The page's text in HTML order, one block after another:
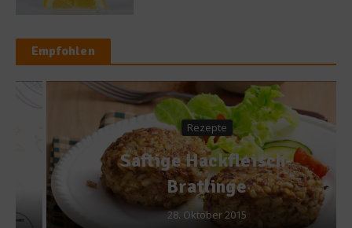
Empfohlen
Rezepte
Saftige Hackfleisch-
Bratlinge
28. Oktober 2015